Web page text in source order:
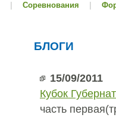
Соревнования
БЛОГИ
15/09/2011
Кубок
часть